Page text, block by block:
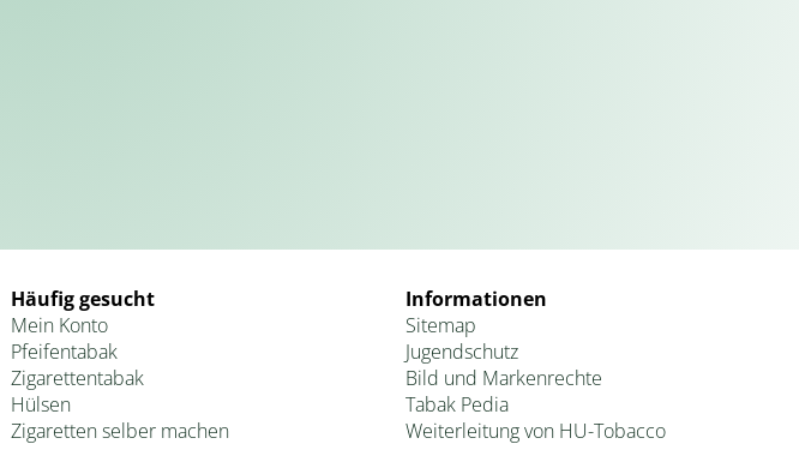
Häufig gesucht
Mein Konto
Pfeifentabak
Zigarettentabak
Hülsen
Zigaretten selber machen
Informationen
Sitemap
Jugendschutz
Bild und Markenrechte
Tabak Pedia
Weiterleitung von HU-Tobacco